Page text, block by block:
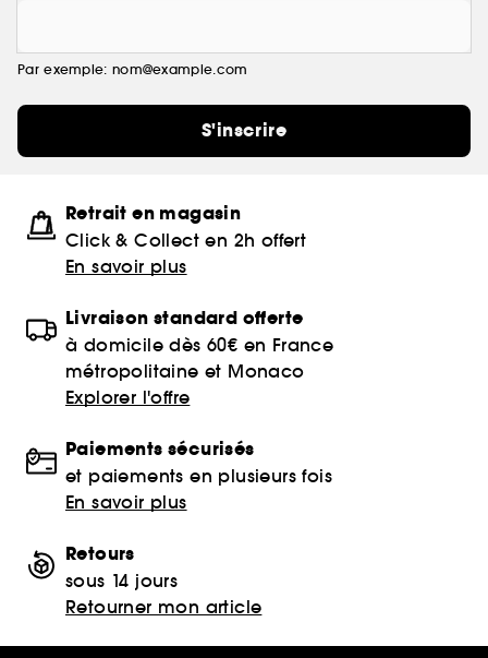
Par exemple: nom@example.com
S'inscrire
Retrait en magasin
Click & Collect en 2h offert
En savoir plus
Livraison standard offerte
à domicile dès 60€ en France
métropolitaine et Monaco
Explorer l'offre
Paiements sécurisés
et paiements en plusieurs fois
En savoir plus
Retours
sous 14 jours
Retourner mon article